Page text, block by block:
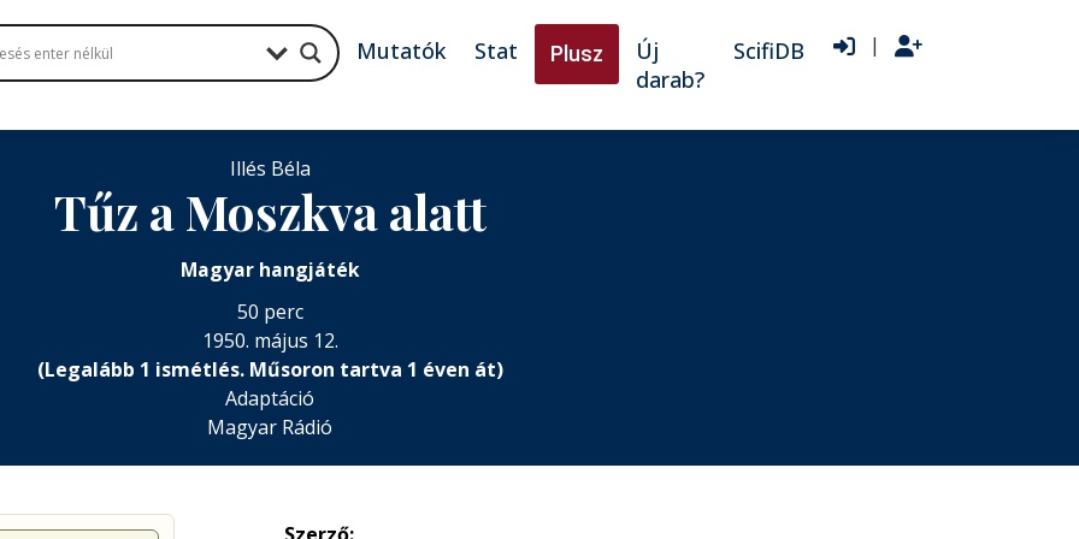
Mutatók Stat Plusz
Új
darab?
ScifiDB |
Illés Béla
Tűz a Moszkva alatt
Magyar hangjáték
50 perc
1950. május 12.
(Legalább 1 ismétlés. Műsoron tartva 1 éven át)
Adaptáció
Magyar Rádió